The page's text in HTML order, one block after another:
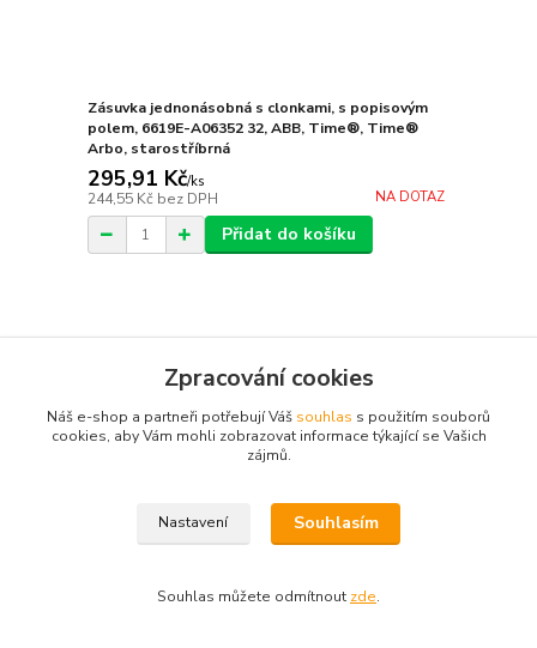
Zásuvka jednonásobná s clonkami, s popisovým
polem, 6619E-A06352 32, ABB, Time®, Time®
Arbo, starostříbrná
295,91 Kč/ks
244,55 Kč bez DPH NA DOTAZ
Přidat do košíku
Zpracování cookies
Náš e-shop a partneři potřebují Váš souhlas s použitím souborů
cookies, aby Vám mohli zobrazovat informace týkající se Vašich
zájmů.
Nastavení Souhlasím
Souhlas můžete odmítnout zde.